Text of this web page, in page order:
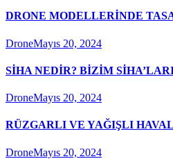
DRONE MODELLERİNDE
DroneMayıs 20, 2024
SİHA NEDİR? BİZİM
DroneMayıs 20, 2024
RÜZGARLI VE YAĞIŞLI
DroneMayıs 20, 2024